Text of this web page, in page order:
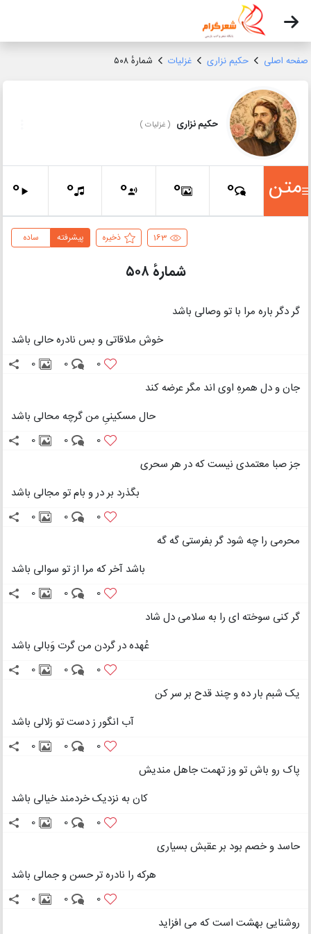
صفحه اصلی حکیم نزاری غزلیات شمارهٔ ۵۰۸
حکیم نزاری (غزلیات)
متن 0
0
0
0
0
163 ذخیره ساده پیشرفته
شمارهٔ ۵۰۸
گر دگر باره مرا با تو وصالی باشد
خوش ملاقاتی و بس نادره حالی باشد
0
0
0
جان و دل همرهِ اوی اند مگر عرضه کند
حال مسکینیِ من گرچه محالی باشد
0
0
0
جز صبا معتمدی نیست که در هر سحری
بگذرد بر در و بام تو مجالی باشد
0
0
0
محرمی را چه شود گر بفرستی گه گه
باشد آخر که مرا از تو سوالی باشد
0
0
0
گر کنی سوخته ای را به سلامی دل شاد
عُهده در گردن من گرت وَبالی باشد
0
0
0
یک شبم بار ده و چند قدح بر سر کن
آب انگور ز دست تو زلالی باشد
0
0
0
پاک رو باش تو وز تهمت جاهل مندیش
کان به نزدیک خردمند خیالی باشد
0
0
0
حاسد و خصم بود بر عقبش بسیاری
هرکه را نادره تر حسن و جمالی باشد
0
0
0
روشنایی بهشت است که می افزاید